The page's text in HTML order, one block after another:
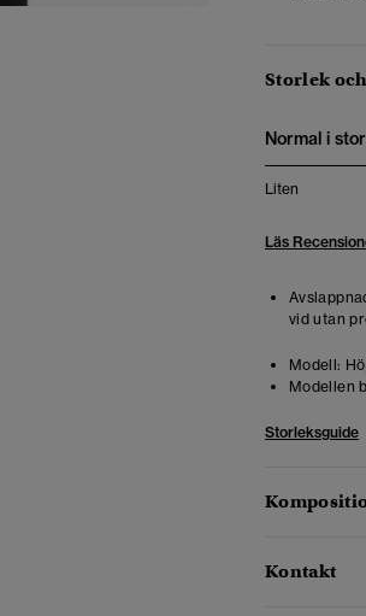
Storlek
Normal i
Liten
Läs
vid utan
Modell:
Modellen
Storleksguide
Kontakt